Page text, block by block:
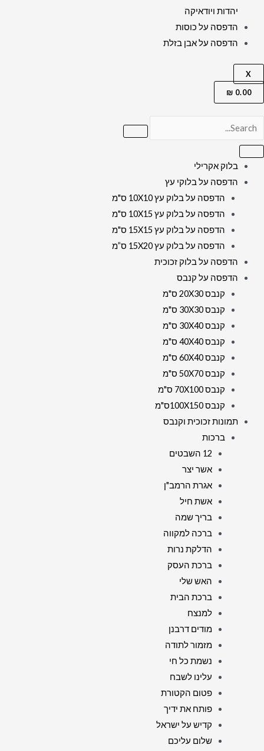
יהדות ויודאיקה
הדפסה על כוסות
הדפסה על אבן בזלת
X
0.00
₪
בלוק אקרילי
הדפסה על בלוקי עץ
הדפסה על בלוק עץ 10X10 ס"מ
הדפסה על בלוק עץ 10X15 ס"מ
הדפסה על בלוק עץ 15X15 ס"מ
הדפסה על בלוק עץ 15X20 ס”מ
הדפסה על בלוק זכוכית
הדפסה על קנבס
קנבס 20X30 ס"מ
קנבס 30X30 ס"מ
קנבס 30X40 ס"מ
קנבס 40X40 ס"מ
קנבס 60X40 ס"מ
קנבס 50X70 ס"מ
קנבס 70X100 ס"מ
קנבס 100X150ס"מ
תמונות זכוכית וקנבס
ברכות
12 השבטים
אשר יצר
אגרת הרמב"ן
אשת חיל
בריך שמה
ברכה למקווה
הדלקת נרות
ברכת העסק
האש שלי
ברכת הבית
למנצח
מודים דרבנן
מזמור לתודה
נשמת כל חי
עלינו לשבח
פטום הקטורת
פותח את ידיך
קדיש על ישראל
שלום עליכם